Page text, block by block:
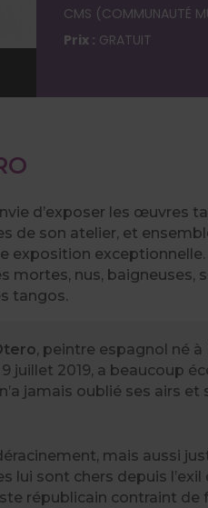
CMS (COMMUNAUTÉ
Prix : GRATUIT
d’exposer les œuvres
de son atelier, et
exposition exceptionnelle.
nus, baigneuses,
tangos.
, peintre espagnol né
9 juillet 2019, a beaucoup
jamais oublié ses airs
mais aussi
lui sont chers depuis l’exil
républicain contraint de